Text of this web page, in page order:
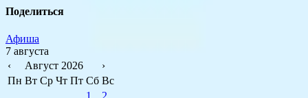
Поделиться
Афиша
7 августа
‹
Август 2026
›
Пн Вт Ср Чт Пт Сб Вс
1
2